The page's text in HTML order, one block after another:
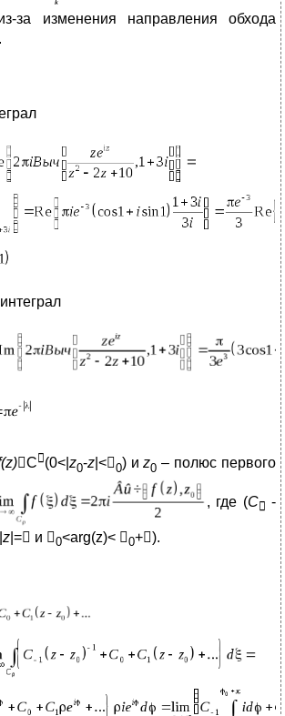
за изменения направления обхода
.
C(0<| z0-z|<0) иz0 – полюс первого
, где (C -
z |= и 0<arg(z)< 0+).